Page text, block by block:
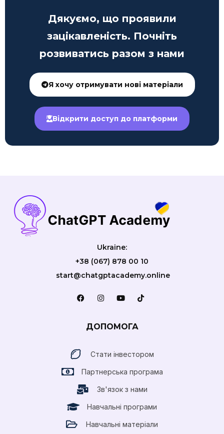
Дякуємо, що проявили
зацікавленість. Почніть
розвиватись разом з нами
Я хочу отримувати нові матеріали
Відкрити доступ до платформи
Ukraine:
+38 (067) 878 00 10
start@chatgptacademy.online
ДОПОМОГА
Стати інвестором
Партнерська програма
Зв'язок з нами
Навчальні програми
Навчальні матеріали